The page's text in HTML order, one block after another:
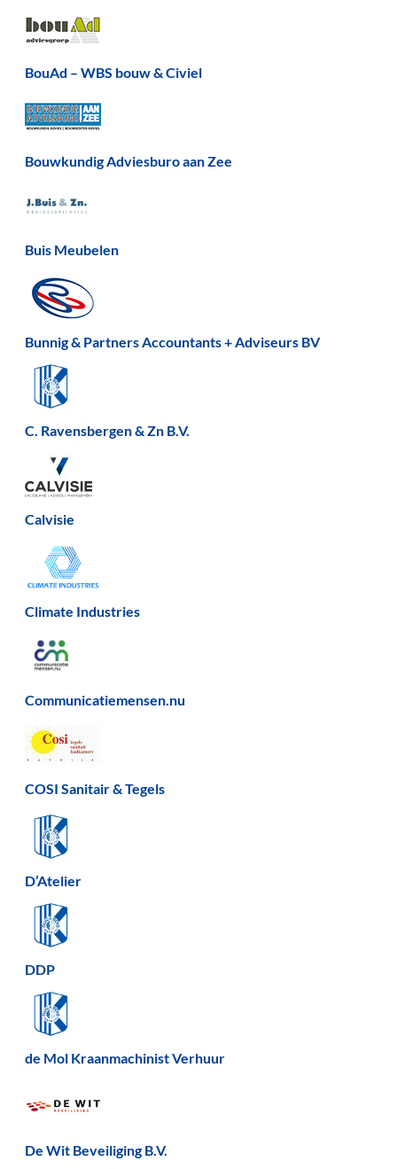
BouAd – WBS bouw & Civiel
Bouwkundig Adviesburo aan Zee
Buis Meubelen
Bunnig & Partners Accountants + Adviseurs BV
C. Ravensbergen & Zn B.V.
Calvisie
Climate Industries
Communicatiemensen.nu
COSI Sanitair & Tegels
D’Atelier
DDP
de Mol Kraanmachinist Verhuur
De Wit Beveiliging B.V.